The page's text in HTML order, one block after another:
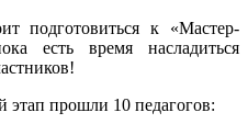
подготовиться к «Мастер-
есть время насладиться
этап прошли 10 педагогов: